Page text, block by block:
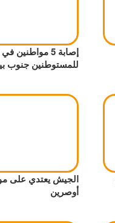
إصابة 5 مواطنين
للمستوطنين جنوب
الجيش يعتدي على
أوصرين